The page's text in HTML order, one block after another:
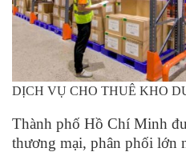
DỊCH VỤ CHO THUÊ KHO
Thành phố Hồ Chí Minh
thương mại, phân phối lớn